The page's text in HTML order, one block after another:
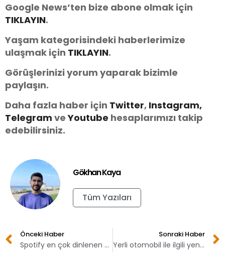
Google News’ten bize abone olmak için
TIKLAYIN.
Yaşam kategorisindeki haberlerimize
ulaşmak için TIKLAYIN.
Görüşlerinizi yorum yaparak bizimle
paylaşın.
Daha fazla haber için Twitter, Instagram,
Telegram veYoutube hesaplarımızı takip
edebilirsiniz.
Gökhan Kaya
Tüm Yazıları
Önceki Haber
Spotify en çok dinlenen kadın sanatçıları açıkladı!
Sonraki Haber
Yerli otomobil ile ilgili yeni açıklama geldi!